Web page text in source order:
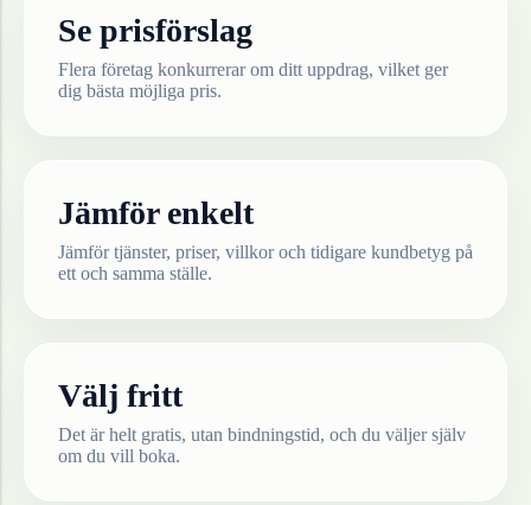
Se prisförslag
Flera företag konkurrerar om ditt uppdrag, vilket ger
dig bästa möjliga pris.
Jämför enkelt
Jämför tjänster, priser, villkor och tidigare kundbetyg på
ett och samma ställe.
Välj fritt
Det är helt gratis, utan bindningstid, och du väljer själv
om du vill boka.